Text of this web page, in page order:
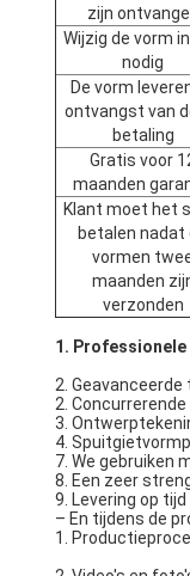
zijn
Wijzig de vorm
nodig
De vorm
ontvangst van
betaling
Gratis voor
maanden
Klant moet het
betalen nadat
vormen
maanden
verzonden
1. Professionele
2.
2.
3.
4.
7. We gebruiken
8. Een zeer
9. Levering op tijd
– En tijdens de
1.